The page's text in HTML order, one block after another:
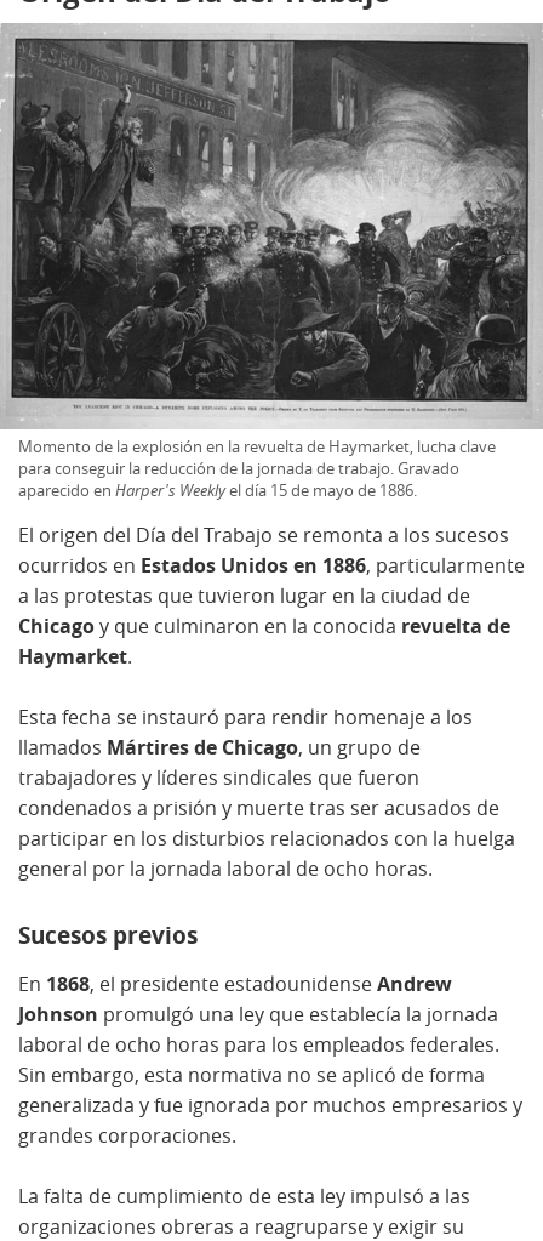
Momento de la explosión en la revuelta de Haymarket, lucha clave
para conseguir la reducción de la jornada de trabajo. Gravado
aparecido en Harper's Weeklyel día 15 de mayo de 1886.
El origen del Día del Trabajo se remonta a los sucesos
ocurridos en Estados Unidos en 1886, particularmente
a las protestas que tuvieron lugar en la ciudad de
Chicagoy que culminaron en la conocida revuelta de
Haymarket.
Esta fecha se instauró para rendir homenaje a los
llamados Mártires de Chicago, un grupo de
trabajadores y líderes sindicales que fueron
condenados a prisión y muerte tras ser acusados de
participar en los disturbios relacionados con la huelga
general por la jornada laboral de ocho horas.
Sucesos previos
En 1868, el presidente estadounidenseAndrew
Johnson promulgó una ley que establecía la jornada
laboral de ocho horas para los empleados federales.
Sin embargo, esta normativa no se aplicó de forma
generalizada y fue ignorada por muchos empresarios y
grandes corporaciones.
La falta de cumplimiento de esta ley impulsó a las
organizaciones obreras a reagruparse y exigir su